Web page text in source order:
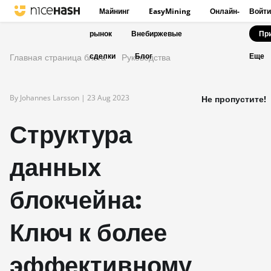
Майнинг EasyMining Онлайн-
рынок Внебиржевые
сделки Блог
Войти
Еще
Главная страница блога Руководства
By Johannes Larsson | 23 Aug 2023
Структура
данных
блокчейна:
Ключ к более
Не пропустите!